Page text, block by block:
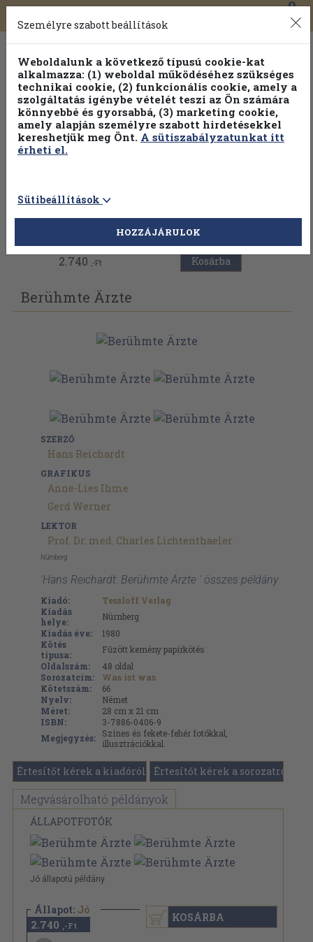
Toggle
navigation
0
Vissza az előző oldalra
2.740 ,-Ft Kosárba
Berühmte Ärzte
SZERZŐ
Hans Reichardt
GRAFIKUS
Anne-Lies Ihme
Gerd Werner
LEKTOR
Prof. Dr. med. Charles Lichtenthaeler
Nürnberg
'Hans Reichardt: Berühmte Ärzte ' összes példány
Kiadó:
Tessloff Verlag
Kiadás
helye:
Nürnberg
Kiadás éve:
1980
Kötés
típusa:
Fűzött kemény papírkötés
Oldalszám:
48 oldal
Sorozatcím:
Was ist was
Kötetszám:
66
Nyelv:
Német
Méret:
28 cm x 21 cm
ISBN:
3-7886-0406-9
Megjegyzés:
Színes és fekete-fehér fotókkal,
illusztrációkkal.
Értesítőt kérek a kiadóról Értesítőt kérek a sorozatról
Megvásárolható példányok
ÁLLAPOTFOTÓK
Jó állapotú példány.
Állapot: Jó
2.740 ,-Ft
KOSÁRBA
Személyre szabott beállítások
Weboldalunk a következő típusú cookie-kat
alkalmazza: (1) weboldal működéséhez szükséges
technikai cookie, (2) funkcionális cookie, amely a
szolgáltatás igénybe vételét teszi az Ön számára
könnyebbé és gyorsabbá, (3) marketing cookie,
amely alapján személyre szabott hirdetésekkel
kereshetjük meg Önt. A sütiszabályzatunkat itt
érheti el.
Sütibeállítások
HOZZÁJÁRULOK